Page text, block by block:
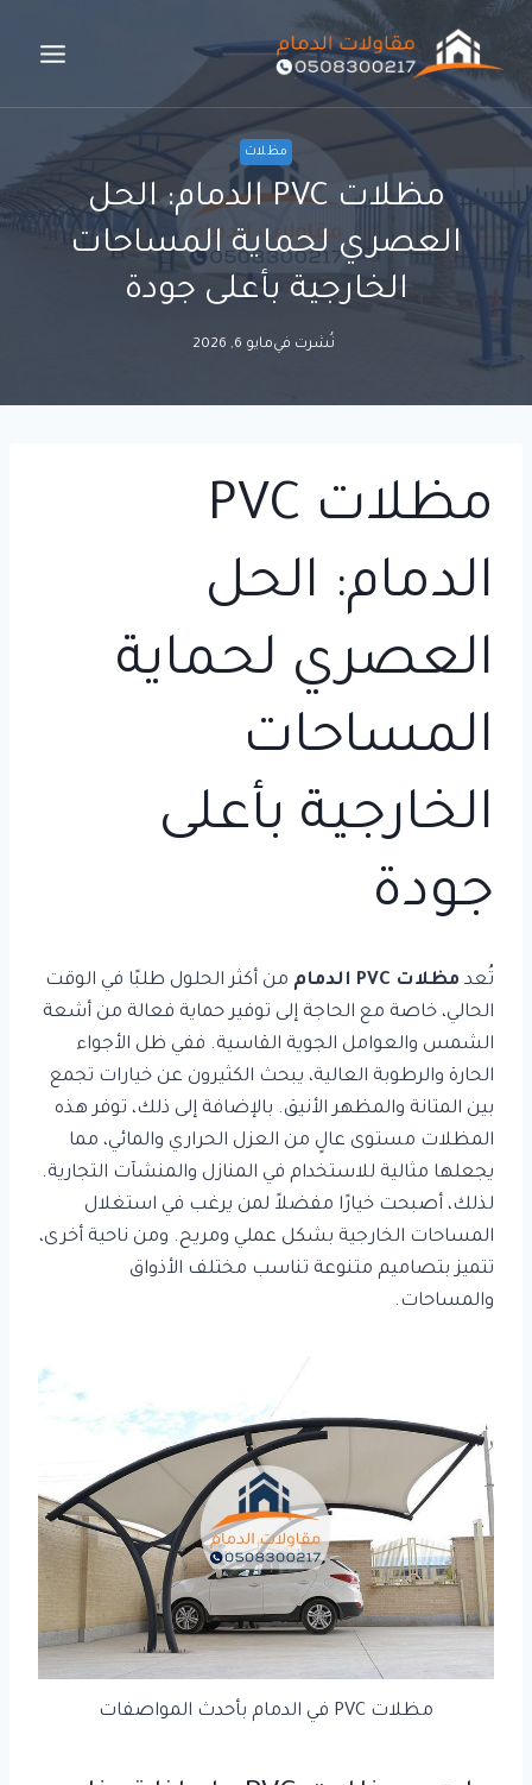
التجاوز
المحتوى
مظلات
مظلات PVC الدمام: الحل
العصري لحماية المساحات
الخارجية بأعلى جودة
نُشرت فيمايو 6, 2026
مظلات PVC
الدمام: الحل
العصري لحماية
المساحات
الخارجية بأعلى
جودة
تُعد مظلات PVC الدمام
من أكثر الحلول طلبًا في الوقت
الحالي، خاصة مع الحاجة إلى توفير حماية فعالة من أشعة
الشمس والعوامل الجوية القاسية. ففي ظل الأجواء
الحارة والرطوبة العالية، يبحث الكثيرون عن خيارات تجمع
بين المتانة والمظهر الأنيق. بالإضافة إلى ذلك، توفر هذه
المظلات مستوى عالٍ من العزل الحراري والمائي، مما
يجعلها مثالية للاستخدام في المنازل والمنشآت التجارية.
لذلك، أصبحت خيارًا مفضلاً لمن يرغب في استغلال
المساحات الخارجية بشكل عملي ومريح. ومن ناحية أخرى،
تتميز بتصاميم متنوعة تناسب مختلف الأذواق
والمساحات.
مظلات PVC في الدمام بأحدث المواصفات